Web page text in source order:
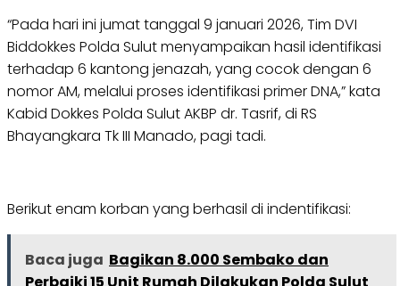
“Pada hari ini jumat tanggal 9 januari 2026, Tim DVI
Biddokkes Polda Sulut menyampaikan hasil identifikasi
terhadap 6 kantong jenazah, yang cocok dengan 6
nomor AM, melalui proses identifikasi primer DNA,” kata
Kabid Dokkes Polda Sulut AKBP dr. Tasrif, di RS
Bhayangkara Tk III Manado, pagi tadi.
Berikut enam korban yang berhasil di indentifikasi:
Baca juga Bagikan 8.000 Sembako dan